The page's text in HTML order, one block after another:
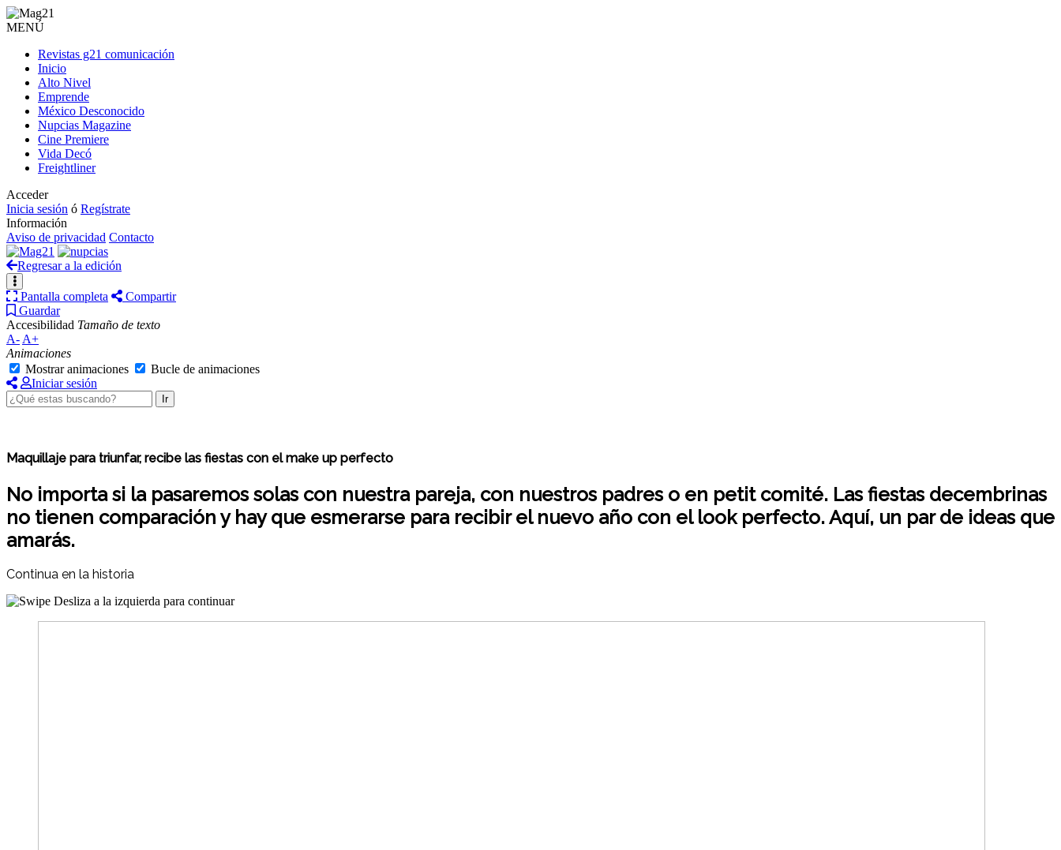
MENÚ
Revistas g21 comunicación
Inicio
Alto Nivel
Emprende
México Desconocido
Nupcias Magazine
Cine Premiere
Vida Decó
Freightliner
Acceder
Inicia sesión ó Regístrate
Información
Aviso de privacidad Contacto
Regresar a la edición
Pantalla completa
Compartir
Guardar
Accesibilidad Tamaño de texto
A- A+
Animaciones
Mostrar animaciones
Bucle de animaciones
Iniciar sesión
Ir
Maquillaje para triunfar, recibe las fiestas con el make up perfecto
No importa si la pasaremos solas con nuestra pareja, con nuestros padres o en petit comité. Las fiestas decembrinas
no tienen comparación y hay que esmerarse para recibir el nuevo año con el look perfecto. Aquí, un par de ideas que
amarás.
Continua en la historia
Desliza a la izquierda para continuar